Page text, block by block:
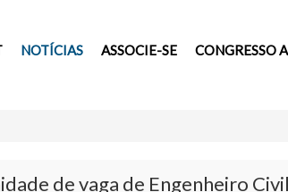
NOTÍCIAS ASSOCIE-SE CONGRESSO
de vaga de Engenheiro